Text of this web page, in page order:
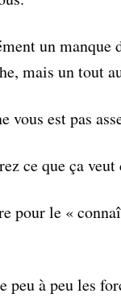
un
mais un tout
vous est pas
ce que ça veut
pour le «
peu à peu les